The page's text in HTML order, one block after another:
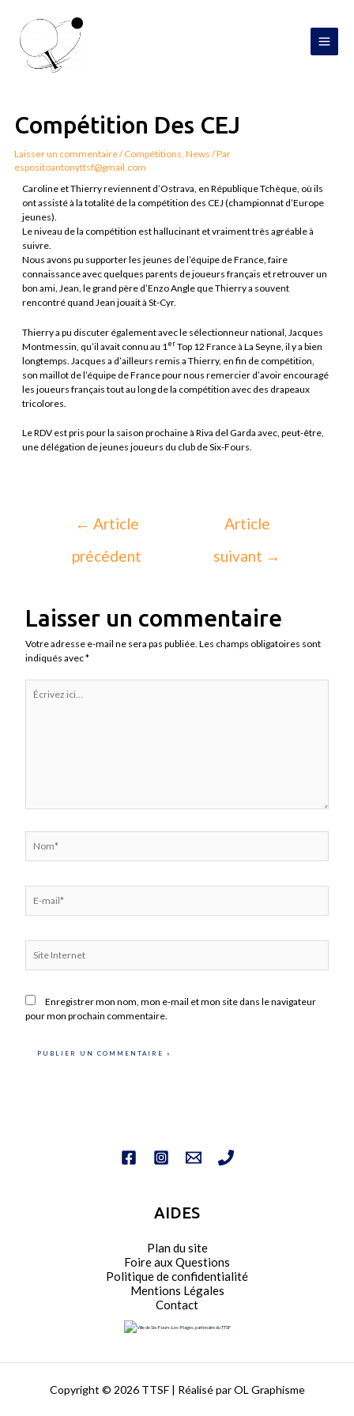
contenu
Compétition Des CEJ
Laisser un commentaire/Compétitions,News / Par
espositoantonyttsf@gmail.com
Caroline et Thierry reviennent d’Ostrava, en République Tchèque, où ils
ont assisté à la totalité de la compétition des CEJ (championnat d’Europe
jeunes).
Le niveau de la compétition est hallucinant et vraiment très agréable à
suivre.
Nous avons pu supporter les jeunes de l’équipe de France, faire
connaissance avec quelques parents de joueurs français et retrouver un
bon ami, Jean, le grand père d’Enzo Angle que Thierry a souvent
rencontré quand Jean jouait à St-Cyr.
Thierry a pu discuter également avec le sélectionneur national, Jacques
Montmessin, qu’il avait connu au 1 erTop 12 France à La Seyne, il y a bien
longtemps. Jacques a d’ailleurs remis a Thierry, en fin de compétition,
son maillot de l’équipe de France pour nous remercier d’avoir encouragé
les joueurs français tout au long de la compétition avec des drapeaux
tricolores.
Le RDV est pris pour la saison prochaine à Riva del Garda avec, peut-être,
une délégation de jeunes joueurs du club de Six-Fours.
← Article
précédent
Article
suivant →
Laisser un commentaire
Votre adresse e-mail ne sera pas publiée. Les champs obligatoires sont
indiqués avec*
ici…
mail*
Internet
Enregistrer mon nom, mon e-mail et mon site dans le navigateur
pour mon prochain commentaire.
AIDES
Plan du site
Foire aux Questions
Politique de confidentialité
Mentions Légales
Contact
Copyright © 2026 TTSF | Réalisé par OL Graphisme